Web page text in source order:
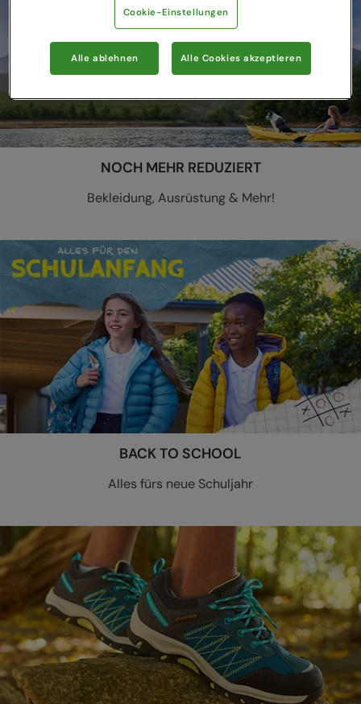
NOCH MEHR REDUZIERT
Bekleidung, Ausrüstung & Mehr!
BACK TO SCHOOL
Alles fürs neue Schuljahr
Cookie-Einstellungen
Alle ablehnen Alle Cookies akzeptieren